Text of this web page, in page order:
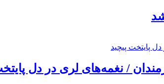
/ نغمه‌های لری در دل